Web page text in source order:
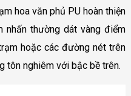
hoa văn phủ PU hoàn thiện
thường dát vàng điểm
hoặc các đường nét trên
tôn nghiêm với bậc bề trên.